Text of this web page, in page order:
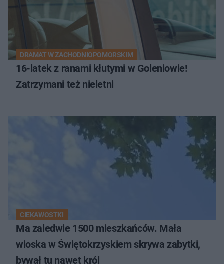
DRAMAT W ZACHODNIOPOMORSKIM
16-latek z ranami kłutymi w Goleniowie!
Zatrzymani też nieletni
CIEKAWOSTKI
Ma zaledwie 1500 mieszkańców. Mała
wioska w Świętokrzyskiem skrywa zabytki,
bywał tu nawet król